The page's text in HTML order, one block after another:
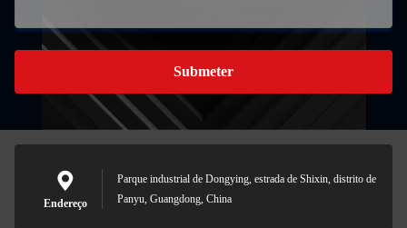
Submeter
Endereço
Parque industrial de Dongying, estrada de Shixin, distrito de
Panyu, Guangdong, China